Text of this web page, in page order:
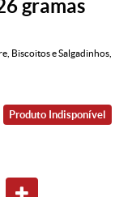
gramas
Biscoitos e Salgadinhos
Produto Indisponível